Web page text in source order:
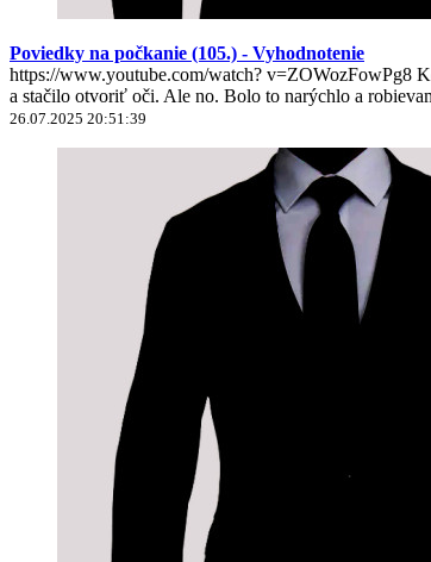
Poviedky na počkanie (105.) - Vyhodnotenie
https://www.youtube.com/watch? v=ZOWozFowPg8
a stačilo otvoriť oči. Ale no. Bolo to narýchlo a
26.07.2025 20:51:39